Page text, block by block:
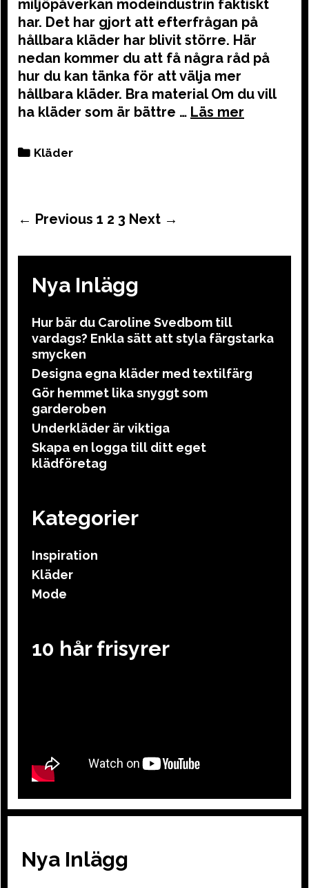
miljöpåverkan modeindustrin faktiskt
har. Det har gjort att efterfrågan på
hållbara kläder har blivit större. Här
nedan kommer du att få några råd på
hur du kan tänka för att välja mer
hållbara kläder. Bra material Om du vill
ha kläder som är bättre …
Categories
Kläder
Post
← Previous 1 2 3 Next →
Nya Inlägg
Hur bär du Caroline Svedbom till
vardags? Enkla sätt att styla färgstarka
smycken
Designa egna kläder med textilfärg
Gör hemmet lika snyggt som
garderoben
Underkläder är viktiga
Skapa en logga till ditt eget
klädföretag
Kategorier
Inspiration
Kläder
Mode
10 hår frisyrer
Nya Inlägg